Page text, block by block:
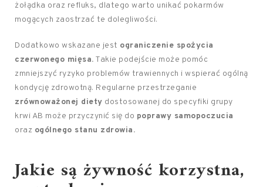
żołądka oraz refluks, dlatego warto unikać pokarmów
mogących zaostrzać te dolegliwości.
Dodatkowo wskazane jest ograniczenie spożycia
czerwonego mięsa. Takie podejście może pomóc
zmniejszyć ryzyko problemów trawiennych i wspierać ogólną
kondycję zdrowotną. Regularne przestrzeganie
zrównoważonej diety dostosowanej do specyfiki grupy
krwi AB może przyczynić się do poprawy samopoczucia
oraz ogólnego stanu zdrowia.
Jakie są żywność korzystna,